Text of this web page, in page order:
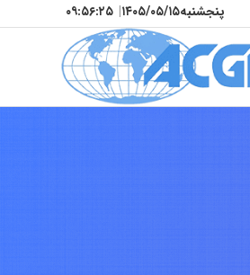
پنجشنبه۱۴۰۵/۰۵/۱۵| ۰۹:۵۶:۲۸